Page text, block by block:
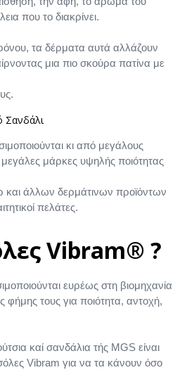
που το διακρίνει.
τα δέρματα αυτά αλλάζουν
μια πιο σκούρα πατίνα με
κι από μεγάλους
μάρκες υψηλής ποιότητας
και άλλων δερμάτινων προϊόντων
πελάτες.
Vibram® ?
ευρέως στη βιομηχανία
τους για ποιότητα, αντοχή,
καί σανδάλια τής MGS είναι
Vibram για να τα κάνουν όσο